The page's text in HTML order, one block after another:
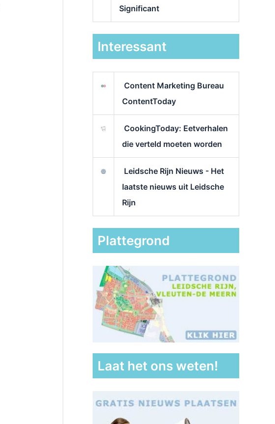
Significant
Interessant
Content Marketing Bureau
ContentToday
CookingToday: Eetverhalen
die verteld moeten worden
Leidsche Rijn Nieuws - Het
laatste nieuws uit Leidsche
Rijn
Plattegrond
Laat het ons weten!